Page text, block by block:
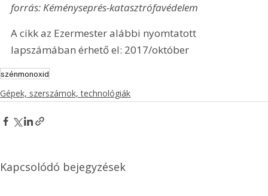
forrás: Kéményseprés-katasztrófavédelem
A cikk az Ezermester alábbi nyomtatott
lapszámában érhető el: 2017/október
szénmonoxid
Gépek, szerszámok, technológiák
Kapcsolódó bejegyzések